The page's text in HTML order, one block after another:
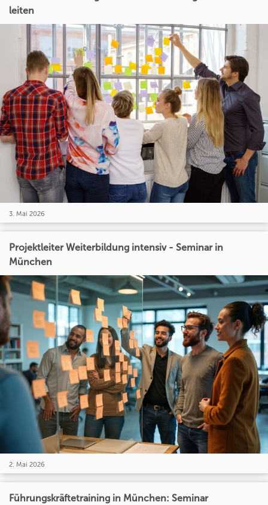
leiten
3. Mai 2026
Projektleiter Weiterbildung intensiv - Seminar in
München
2. Mai 2026
Führungskräftetraining in München: Seminar